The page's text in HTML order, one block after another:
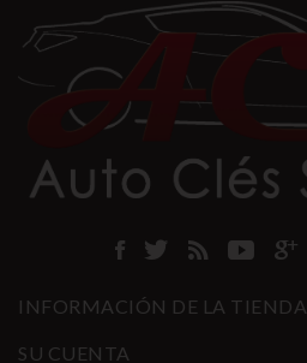
INFORMACIÓN DE LA TIENDA
SU CUENTA